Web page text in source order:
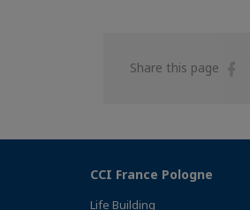
Share this page
CCI France Pologne
Life Building